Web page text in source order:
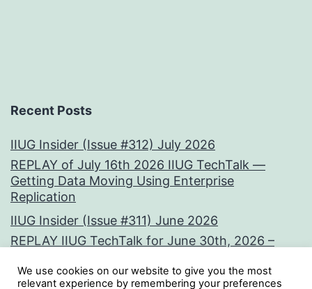
Recent Posts
IIUG Insider (Issue #312) July 2026
REPLAY of July 16th 2026 IIUG TechTalk —
Getting Data Moving Using Enterprise
Replication
IIUG Insider (Issue #311) June 2026
REPLAY IIUG TechTalk for June 30th, 2026 –
IIUG Insider (Issue #310) May 2026
We use cookies on our website to give you the most
relevant experience by remembering your preferences